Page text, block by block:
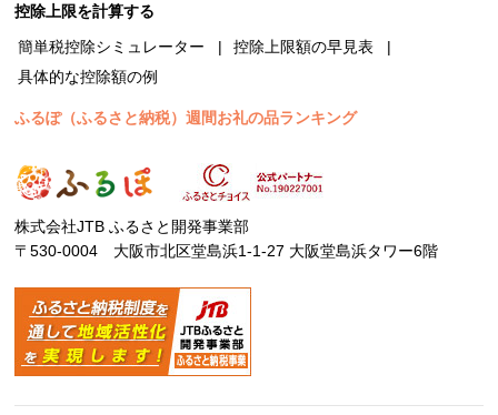
控除上限を計算する
簡単税控除シミュレーター
控除上限額の早見表
具体的な控除額の例
ふるぽ（ふるさと納税）週間お礼の品ランキング
株式会社JTB ふるさと開発事業部
〒530-0004 大阪市北区堂島浜1-1-27 大阪堂島浜タワー6階